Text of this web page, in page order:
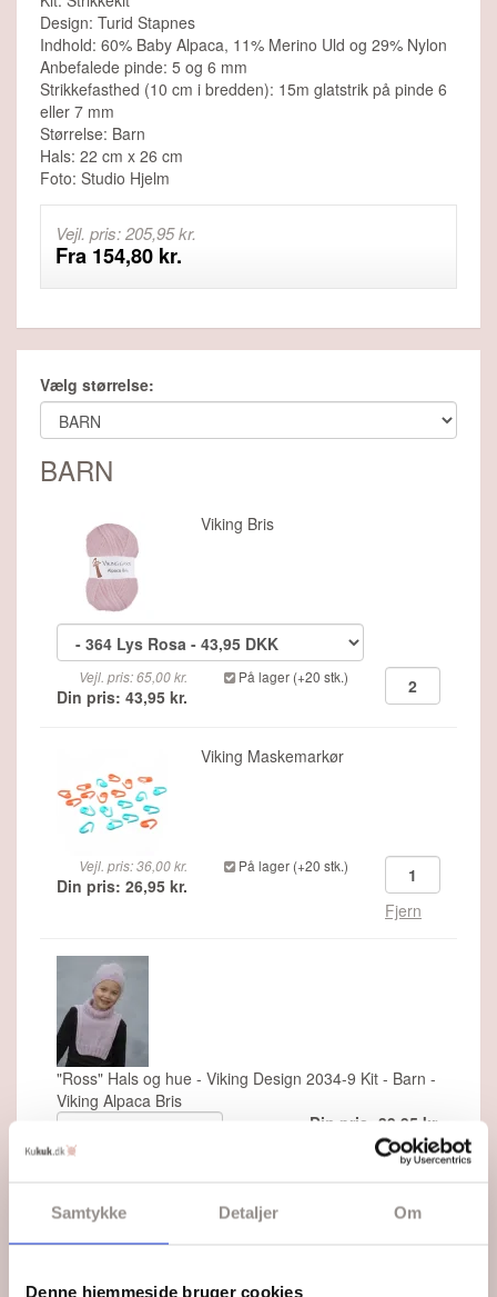
Samtykke Detaljer Om
Denne hjemmeside bruger cookies
Design: Turid Stapnes
Indhold: 60% Baby Alpaca, 11% Merino Uld og 29% Nylon
Anbefalede pinde: 5 og 6 mm
Strikkefasthed (10 cm i bredden): 15m glatstrik på pinde 6
eller 7 mm
Størrelse: Barn
Hals: 22 cm x 26 cm
Foto: Studio Hjelm
Vejl. pris: 205,95 kr.
Fra 154,80 kr.
Vælg størrelse:
BARN
Viking Bris
Vejl. pris: 65,00 kr.
Din pris: 43,95 kr.
På lager (+20 stk.)
Viking Maskemarkør
Vejl. pris: 36,00 kr.
Din pris: 26,95 kr.
På lager (+20 stk.)
Fjern
"Ross" Hals og hue - Viking Design 2034-9 Kit - Barn -
Viking Alpaca Bris
Din pris: 39,95 kr.